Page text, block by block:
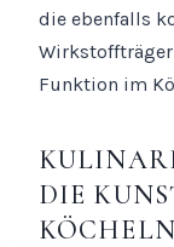
die ebenfalls
Funktion im
DIE